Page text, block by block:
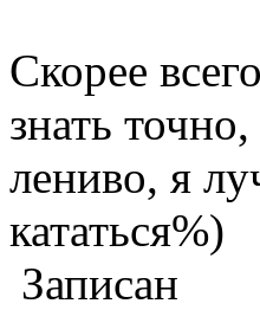
Скорее
знать
лениво, я
кататься%)
Записан